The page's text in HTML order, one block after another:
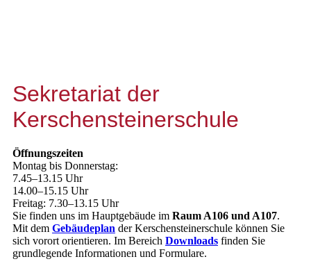
Sekretariat der
Kerschensteinerschule
Öffnungszeiten
Montag bis Donnerstag:
7.45–13.15 Uhr
14.00–15.15 Uhr
Freitag: 7.30–13.15 Uhr
Sie finden uns im Hauptgebäude im Raum A106 und A107.
Mit dem Gebäudeplan der Kerschensteinerschule können Sie
sich vorort orientieren. Im Bereich Downloads finden Sie
grundlegende Informationen und Formulare.